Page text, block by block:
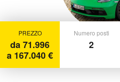
PREZZO
da 71.996
a 167.040 €
Numero posti
2